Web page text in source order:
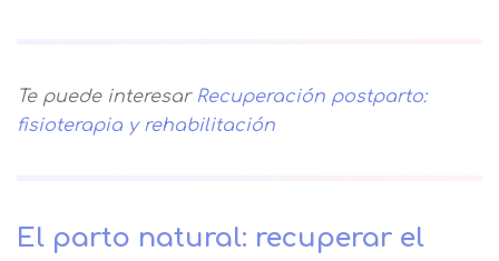
Te puede interesar Recuperación postparto:
fisioterapia y rehabilitación
El parto natural: recuperar el